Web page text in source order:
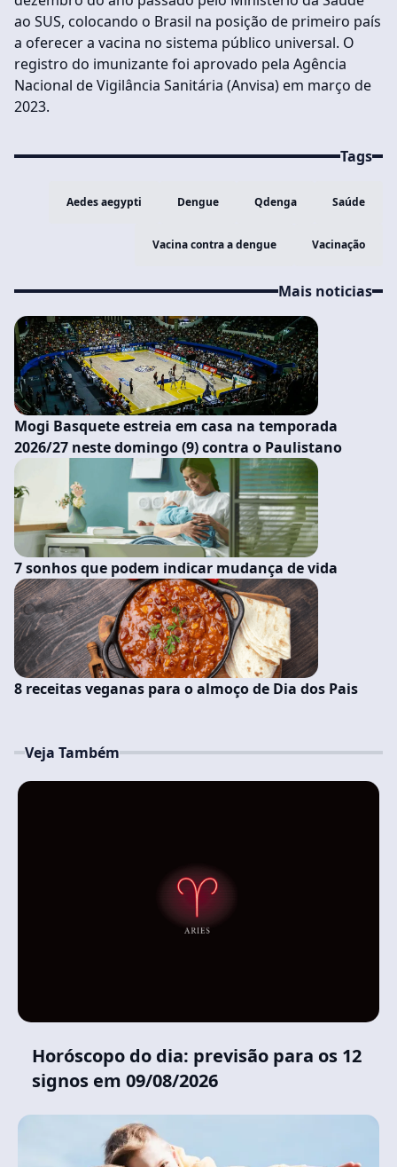
ao SUS, colocando o Brasil na posição de primeiro país
a oferecer a vacina no sistema público universal. O
registro do imunizante foi aprovado pela Agência
Nacional de Vigilância Sanitária (Anvisa) em março de
2023.
Tags
Aedes aegypti Dengue Qdenga Saúde
Vacina contra a dengue Vacinação
Mais noticias
Mogi Basquete estreia em casa na temporada
2026/27 neste domingo (9) contra o Paulistano
7 sonhos que podem indicar mudança de vida
8 receitas veganas para o almoço de Dia dos Pais
Veja Também
Horóscopo do dia: previsão para os 12
signos em 09/08/2026